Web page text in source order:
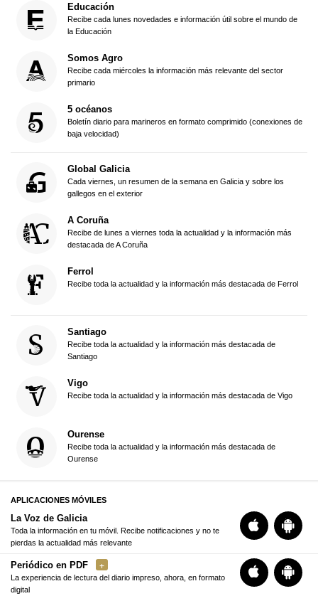
Educación
Recibe cada lunes novedades e información útil sobre el mundo de
la Educación
Somos Agro
Recibe cada miércoles la información más relevante del sector
primario
5 océanos
Boletín diario para marineros en formato comprimido (conexiones de
baja velocidad)
Global Galicia
Cada viernes, un resumen de la semana en Galicia y sobre los
gallegos en el exterior
A Coruña
Recibe de lunes a viernes toda la actualidad y la información más
destacada de A Coruña
Ferrol
Recibe toda la actualidad y la información más destacada de Ferrol
Santiago
Recibe toda la actualidad y la información más destacada de
Santiago
Vigo
Recibe toda la actualidad y la información más destacada de Vigo
Ourense
Recibe toda la actualidad y la información más destacada de
Ourense
APLICACIONES MÓVILES
La Voz de Galicia
Toda la información en tu móvil. Recibe notificaciones y no te
pierdas la actualidad más relevante
Periódico en PDF
La experiencia de lectura del diario impreso, ahora, en formato
digital